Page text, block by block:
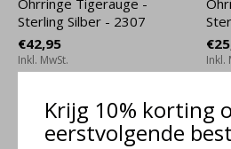
Krijg 10% korting
eerstvolgende
Sterling Silber - 2307
€42,95
Inkl. MwSt. Inkl.